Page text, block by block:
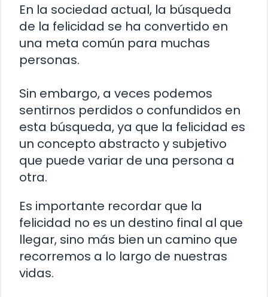
En la sociedad actual, la búsqueda
de la felicidad se ha convertido en
una meta común para muchas
personas.
Sin embargo, a veces podemos
sentirnos perdidos o confundidos en
esta búsqueda, ya que la felicidad es
un concepto abstracto y subjetivo
que puede variar de una persona a
otra.
Es importante recordar que la
felicidad no es un destino final al que
llegar, sino más bien un camino que
recorremos a lo largo de nuestras
vidas.